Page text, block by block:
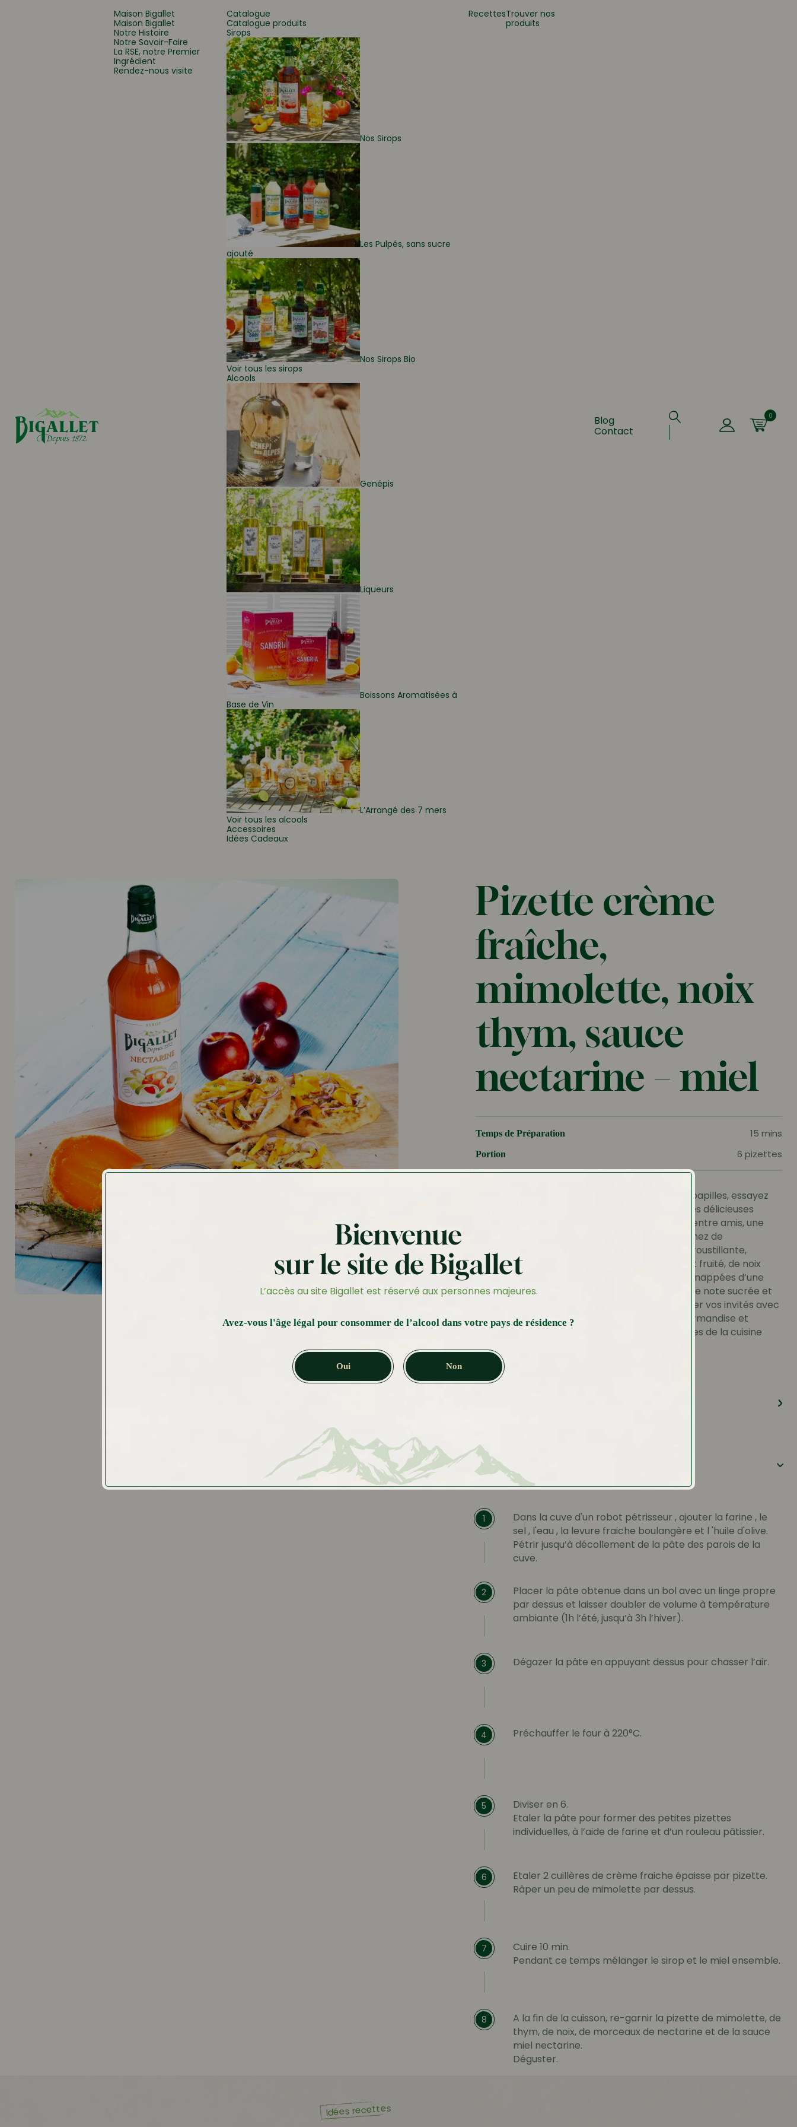
Maison Bigallet
Maison Bigallet
Notre Histoire
Notre Savoir-Faire
La RSE, notre Premier
Ingrédient
Rendez-nous visite
Catalogue
Catalogue produits
Sirops
Nos Sirops
Les Pulpés, sans sucre
ajouté
Nos Sirops Bio
Voir tous les sirops
Alcools
Genépis
Liqueurs
Boissons Aromatisées à
Base de Vin
L’Arrangé des 7 mers
Voir tous les alcools
Accessoires
Idées Cadeaux
RecettesTrouver nos
produits
Blog
Contact
Que recherchez-vous ?
0
Bienvenue
sur le site de Bigallet
L’accès au site Bigallet est réservé aux personnes majeures.
Avez-vous l'âge légal pour consommer de l’alcool dans votre pays de résidence ?
Oui Non
Pizette crème
fraîche,
mimolette, noix
thym, sauce
nectarine – miel
Temps de Préparation 15 mins
Portion 6 pizettes
Pour un festin méditerranéen qui éveillera vos papilles, essayez
notre recette de mini pizzas végétariennes . Ces délicieuses
petites bouchées sont idéales pour un apéritif entre amis, une
entrée raffinée ou même un buffet froid. Imaginez de
savoureuses pizettes avec une base de pâte croustillante,
garnies de fines tranches de mimolette au goût fruité, de noix
croquantes, d’une touche de thym parfumé et nappées d’une
délicieuse sauce nectarine-miel qui apporte une note sucrée et
acidulée irrésistible. Préparez-vous à émerveiller vos invités avec
ces pizettes végétariennes qui conjuguent gourmandise et
fraîcheur, une invitation à succomber aux délices de la cuisine
Préparation
1
Dans la cuve d'un robot pétrisseur , ajouter la farine , le
sel , l'eau , la levure fraiche boulangère et l 'huile d'olive.
Pétrir jusqu’à décollement de la pâte des parois de la
cuve.
2
Placer la pâte obtenue dans un bol avec un linge propre
par dessus et laisser doubler de volume à température
ambiante (1h l’été, jusqu’à 3h l’hiver).
3 Dégazer la pâte en appuyant dessus pour chasser l’air.
4 Préchauffer le four à 220°C.
5
Diviser en 6.
Etaler la pâte pour former des petites pizettes
individuelles, à l’aide de farine et d’un rouleau pâtissier.
6
Etaler 2 cuillères de crème fraiche épaisse par pizette.
Râper un peu de mimolette par dessus.
7
Cuire 10 min.
Pendant ce temps mélanger le sirop et le miel ensemble.
8
A la fin de la cuisson, re-garnir la pizette de mimolette, de
thym, de noix, de morceaux de nectarine et de la sauce
miel nectarine.
Déguster.
Idées recettes